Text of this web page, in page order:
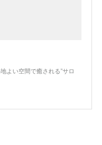
よい空間で癒される”サロ